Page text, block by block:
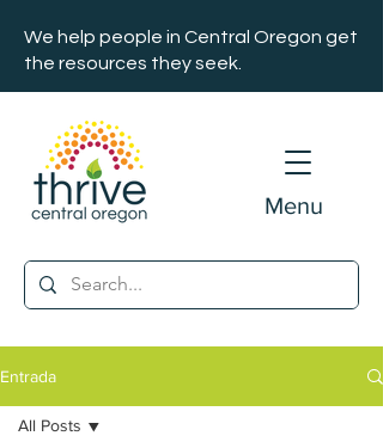
We help people in Central Oregon get
the resources they seek.
Menu
Entrada
All Posts